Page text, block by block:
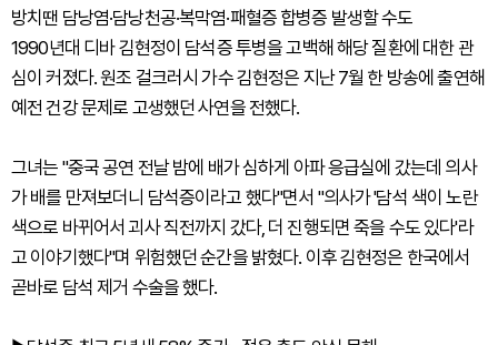
방치땐 담낭염·담낭천공·복막염·패혈증 합병증 발생할 수도
1990년대 디바 김현정이 담석증 투병을 고백해 해당 질환에 대한 관
심이 커졌다. 원조 걸크러시 가수 김현정은 지난 7월 한 방송에 출연해
예전 건강 문제로 고생했던 사연을 전했다.
그녀는 "중국 공연 전날 밤에 배가 심하게 아파 응급실에 갔는데 의사
가 배를 만져보더니 담석증이라고 했다"면서 "의사가 '담석 색이 노란
색으로 바뀌어서 괴사 직전까지 갔다, 더 진행되면 죽을 수도 있다'라
고 이야기했다"며 위험했던 순간을 밝혔다. 이후 김현정은 한국에서
곧바로 담석 제거 수술을 했다.